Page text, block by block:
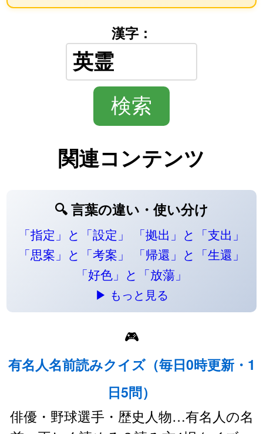
漢字：
関連コンテンツ
🔍 言葉の違い・使い分け
「指定」と「設定」
「拠出」と「支出」
「思案」と「考案」
「帰還」と「生還」
「好色」と「放蕩」
▶ もっと見る
🎮
有名人名前読みクイズ（毎日0時更新・1
日5問）
俳優・野球選手・歴史人物…有名人の名